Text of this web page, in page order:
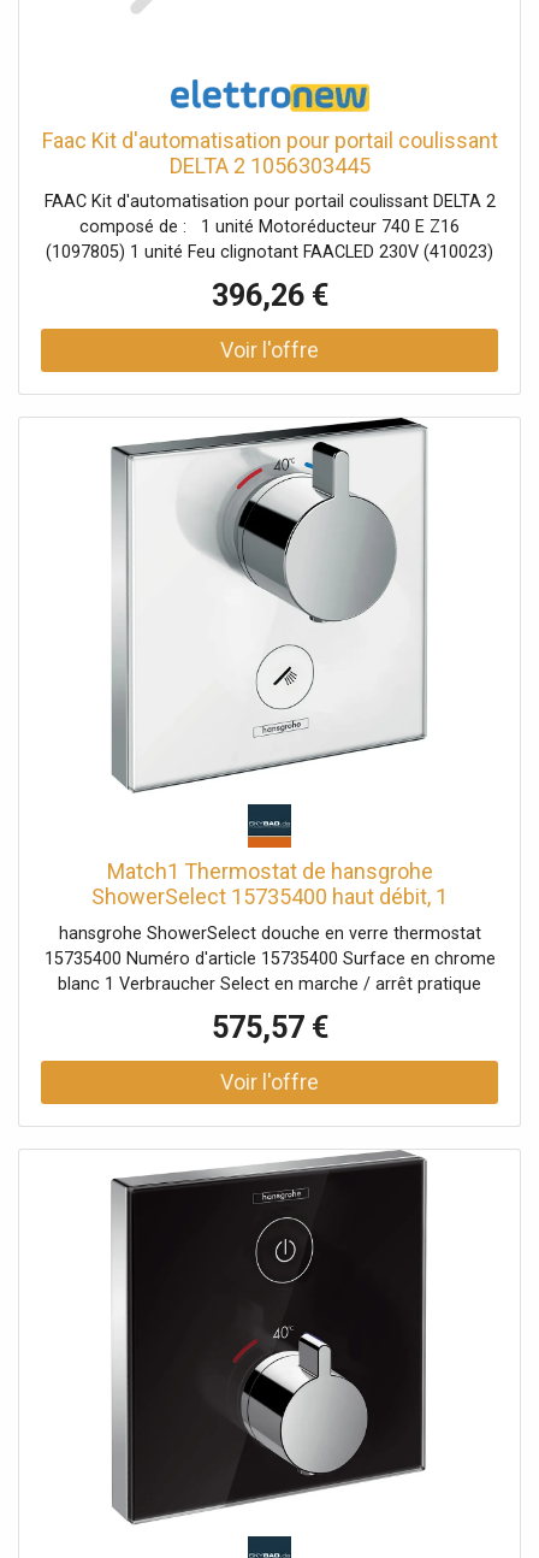
Faac Kit d'automatisation pour portail coulissant
DELTA 2 1056303445
FAAC Kit d'automatisation pour portail coulissant DELTA 2
composé de : 1 unité Motoréducteur 740 E Z16
(1097805) 1 unité Feu clignotant FAACLED 230V (410023)
et bouton de commande XK10 (401302) 1 pièce Serrure à
clé personnalisée (71275101) 1 pièce Récepteur
enfichable 1 canal RP 433 SLH (787824) 1 pièce Émetteur
XT2 à 2 canaux (787007) 1 pièce panneau
396,26 €
Match1 Thermostat de hansgrohe
ShowerSelect 15735400 haut débit, 1
Verbraucher , 1 Verbraucher , verre blanc-
chrome
hansgrohe ShowerSelect douche en verre thermostat
15735400 Numéro d'article 15735400 Surface en chrome
blanc 1 Verbraucher Select en marche / arrêt pratique
sécurité à 40 ° C Débit: 30 l / min Pression de service: min.
2000 bar / max. 10 bar Veuillez commander le corps de
l'iBox 01800180 séparément - non inclus dans la livraison
575,57 €